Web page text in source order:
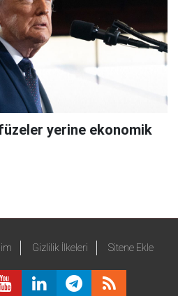
yerine ekonomik
Gizlilik İlkeleri Sitene Ekle